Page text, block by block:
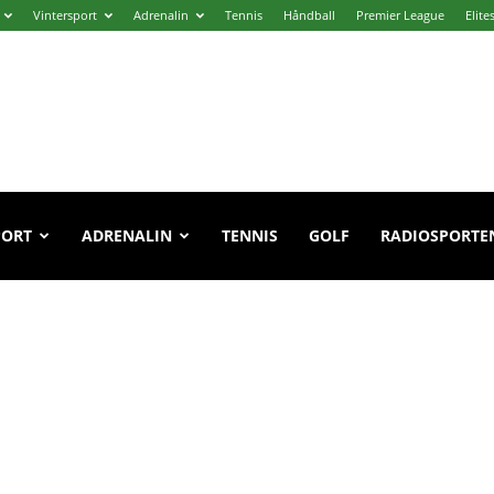
Vintersport Adrenalin Tennis Håndball Premier League
ADRENALIN TENNIS GOLF